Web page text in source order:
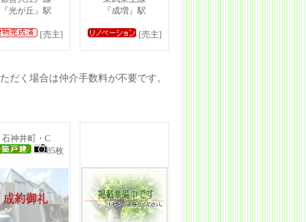
『光が丘』駅
[売主]
『成増』駅
[売主]
く場合は仲介手数料が不要です。
石神井町・C
85枚